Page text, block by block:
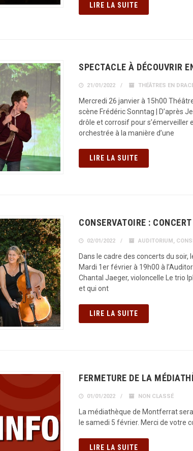
LIRE LA SUITE
SPECTACLE À DÉCOUVRIR
21/01/2022 THÉÂTRES EN
Mercredi 26 janvier à 15h00
scène Frédéric Sonntag | D’après
drôle et corrosif pour s’émerveiller
orchestrée à la manière d’une
LIRE LA SUITE
CONSERVATOIRE :
02/01/2022 AUDITORIUM,
Dans le cadre des concerts du
Mardi 1er février à 19h00 à
Chantal Jaeger, violoncelle Le trio
et qui ont
LIRE LA SUITE
FERMETURE DE LA
01/01/2022 NON CLASSÉ
La médiathèque de Montferrat
le samedi 5 février. Merci de votre
LIRE LA SUITE